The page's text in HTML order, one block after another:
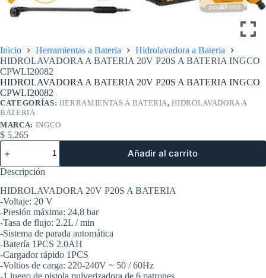
Inicio Herramientas a Bateria
Hidrolavadora a Bateria
HIDROLAVADORA A BATERIA 20V P20S A BATERIA INGCO
CPWLI20082
HIDROLAVADORA A BATERIA 20V P20S A BATERIA INGCO
CPWLI20082
CATEGORÍAS: HERRAMIENTAS A BATERIA,HIDROLAVADORA A
BATERIA
MARCA: INGCO
$ 5.265
HIDROLAVADORA
A
BATERIA
20V
A
BATERIA
INGCO
CPWLI20082
cantidad
Añadir al carrito
Descripción
HIDROLAVADORA 20V P20S A BATERIA
-Voltaje: 20 V
-Presión máxima: 24,8 bar
-Tasa de flujo: 2.2L / min
-Sistema de parada automática
-Batería 1PCS 2.0AH
-Cargador rápido 1PCS
-Voltios de carga: 220-240V ~ 50 / 60Hz